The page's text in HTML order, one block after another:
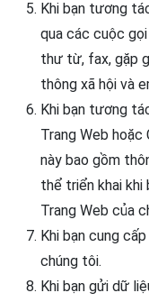
Khi bạn tương
qua các cuộc
thư từ, fax, gặp
thông xã hội và
Khi bạn tương
Trang Web hoặc
này bao gồm
thể triển khai
Trang Web của
Khi bạn cung
chúng tôi.
Khi bạn gửi dữ